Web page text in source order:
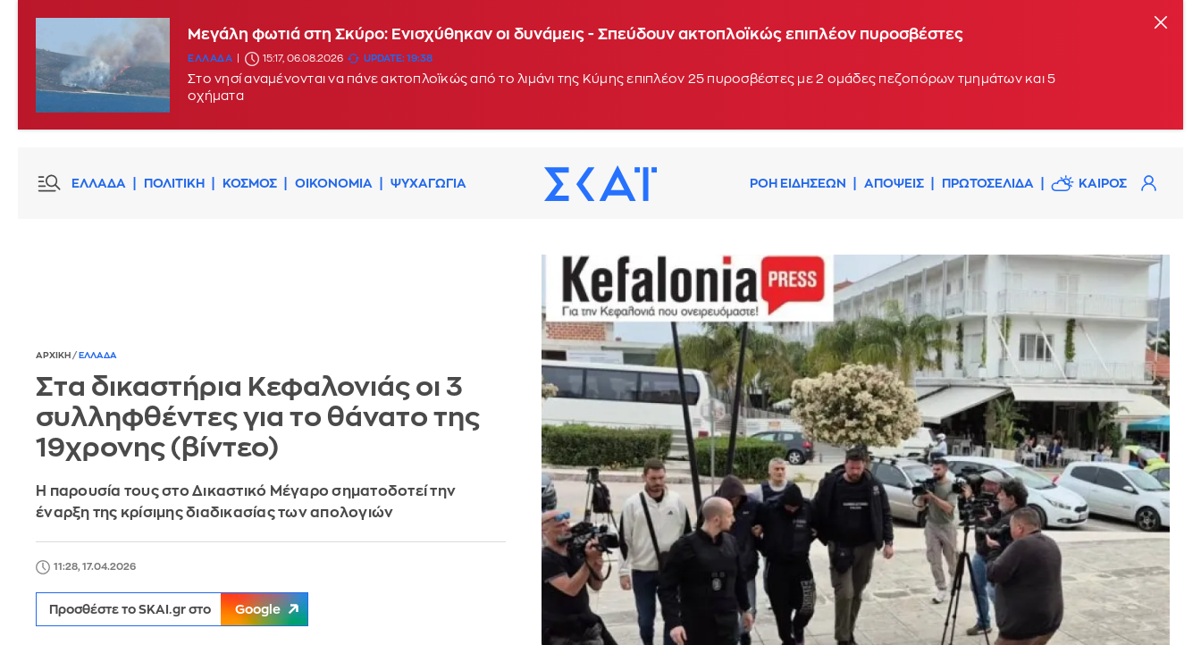
Μεγάλη φωτιά στη Σκύρο: Ενισχύθηκαν οι δυνάμεις - Σπεύδουν ακτοπλοϊκώς επιπλέον πυροσβέστες
ΕΛΛΑΔΑ 15:17, 06.08.2026 UPDATE: 19:38
Στο νησί αναμένονται να πάνε ακτοπλοϊκώς από το λιμάνι της Κύμης επιπλέον 25 πυροσβέστες με 2 ομάδες πεζοπόρων τμημάτων και 5
οχήματα
ΕΛΛΑΔΑ ΠΟΛΙΤΙΚΗ ΚΟΣΜΟΣ ΟΙΚΟΝΟΜΙΑ ΨΥΧΑΓΩΓΙΑ ΡΟΗ ΕΙΔΗΣΕΩΝ ΑΠΟΨΕΙΣ ΠΡΩΤΟΣΕΛΙΔΑ ΚΑΙΡΟΣ
ΑΡΧΙΚΗ / ΕΛΛΑΔΑ
Στα δικαστήρια Κεφαλονιάς οι 3
συλληφθέντες για το θάνατο της
19χρονης (βίντεο)
Η παρουσία τους στο Δικαστικό Μέγαρο σηματοδοτεί την
έναρξη της κρίσιμης διαδικασίας των απολογιών
11:28, 17.04.2026
Προσθέστε το SKAI.gr στο Google